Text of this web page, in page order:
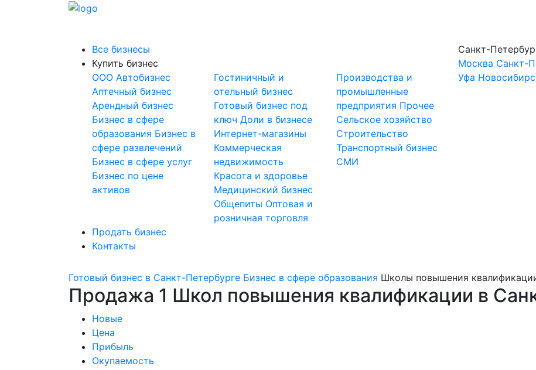
Все бизнесы
Купить бизнес
OOO Автобизнес
Аптечный бизнес
Арендный бизнес
Бизнес в сфере
образования Бизнес в
сфере развлечений
Бизнес в сфере услуг
Бизнес по цене
активов
Гостиничный и
отельный бизнес
Готовый бизнес под
ключДоли в бизнесе
Интернет-магазины
Коммерческая
недвижимость
Красота и здоровье
Медицинский бизнес
Общепиты Оптовая и
розничная торговля
Производства и
промышленные
предприятия Прочее
Сельское хозяйство
Строительство
Транспортный бизнес
СМИ
Продать бизнес
Контакты
Санкт-
Москва Санкт-
Уфа
Готовый бизнес в Санкт-Петербурге Бизнес в сфере образования Школы повышения
Продажа 1 Школ повышения квалификации в
Новые
Цена
Прибыль
Окупаемость